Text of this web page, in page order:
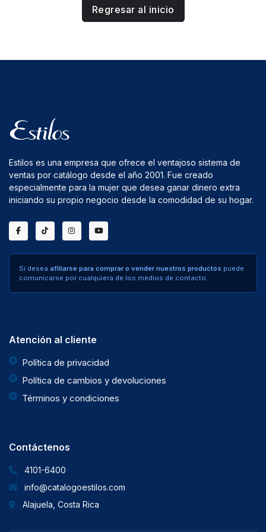
Regresar al inicio
Estilos es una empresa que ofrece el ventajoso sistema de
ventas por catálogo desde el año 2001. Fue creado
especialmente para la mujer que desea ganar dinero extra
iniciando su propio negocio desde la comodidad de su hogar.
Si desea afiliarse para comprar o vender nuestros productos puede
comunicarse por cualquiera de los medios de contacto.
Atención al cliente
Política de privacidad
Política de cambios y devoluciones
Términos y condiciones
Contáctenos
4101-6400
info@catalogoestilos.com
Alajuela, Costa Rica